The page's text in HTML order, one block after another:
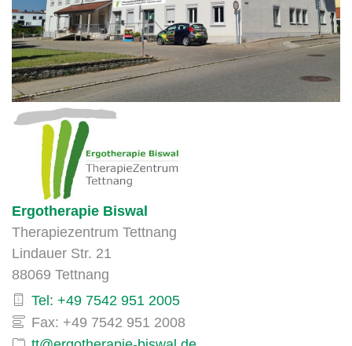
Ergotherapie Biswal
Therapiezentrum Tettnang
Lindauer Str. 21
88069 Tettnang
Tel: +49 7542 951 2005
Fax: +49 7542 951 2008